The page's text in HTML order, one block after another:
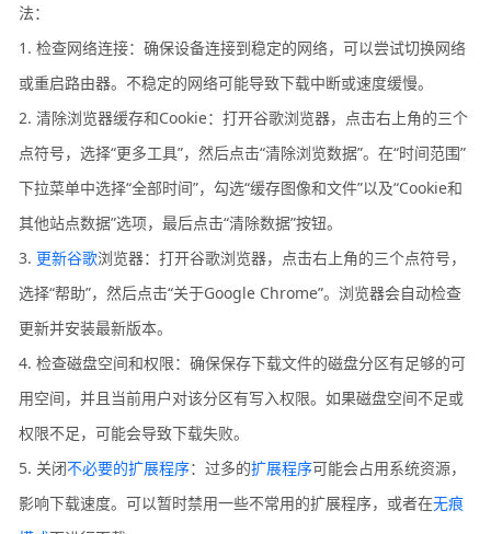
法：
1. 检查网络连接：确保设备连接到稳定的网络，可以尝试切换网络
或重启路由器。不稳定的网络可能导致下载中断或速度缓慢。
2. 清除浏览器缓存和Cookie：打开谷歌浏览器，点击右上角的三个
点符号，选择“更多工具”，然后点击“清除浏览数据”。在“时间范围”
下拉菜单中选择“全部时间”，勾选“缓存图像和文件”以及“Cookie和
其他站点数据”选项，最后点击“清除数据”按钮。
3. 更新谷歌浏览器：打开谷歌浏览器，点击右上角的三个点符号，
选择“帮助”，然后点击“关于Google Chrome”。浏览器会自动检查
更新并安装最新版本。
4. 检查磁盘空间和权限：确保保存下载文件的磁盘分区有足够的可
用空间，并且当前用户对该分区有写入权限。如果磁盘空间不足或
权限不足，可能会导致下载失败。
5. 关闭不必要的扩展程序：过多的扩展程序可能会占用系统资源，
影响下载速度。可以暂时禁用一些不常用的扩展程序，或者在无痕